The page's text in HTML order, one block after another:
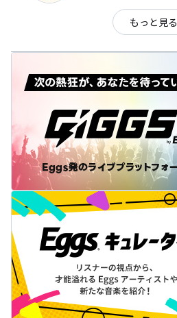
もっと見る